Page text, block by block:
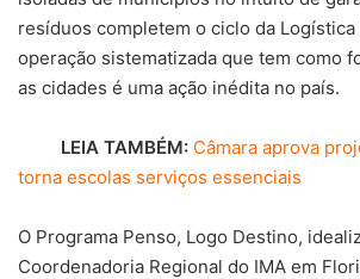
resíduos completem o ciclo da Logística
operação sistematizada que tem como
as cidades é uma ação inédita no país.
LEIA TAMBÉM: Câmara aprova
torna escolas serviços essenciais
O Programa Penso, Logo Destino,
Coordenadoria Regional do IMA em